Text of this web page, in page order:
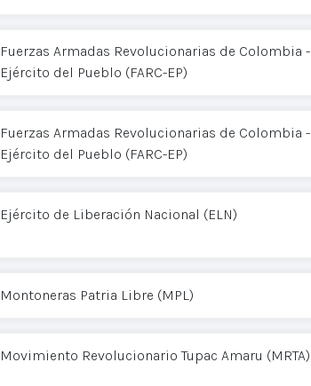
Fuerzas Armadas Revolucionarias de Colombia -
Ejército del Pueblo (FARC-EP)
Fuerzas Armadas Revolucionarias de Colombia -
Ejército del Pueblo (FARC-EP)
Ejército de Liberación Nacional (ELN)
Montoneras Patria Libre (MPL)
Movimiento Revolucionario Tupac Amaru (MRTA)